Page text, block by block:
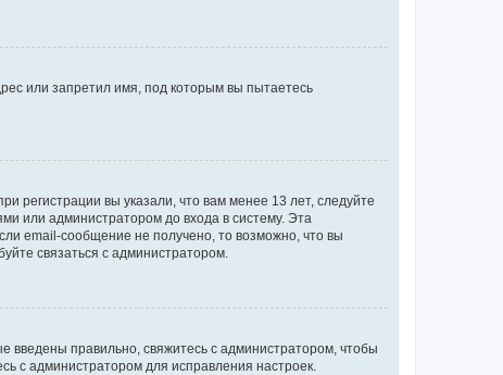
или запретил имя, под которым вы пытаетесь
регистрации вы указали, что вам менее 13 лет, следуйте
или администратором до входа в систему. Эта
email-сообщение не получено, то возможно, что вы
связаться с администратором.
введены правильно, свяжитесь с администратором, чтобы
с администратором для исправления настроек.